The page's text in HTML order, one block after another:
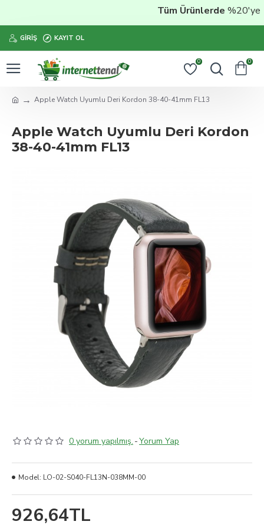
Tüm Ürünlerde%20'ye
GIRIŞ KAYIT OL
0 0
Apple Watch Uyumlu Deri Kordon 38-40-41mm FL13
Apple Watch Uyumlu Deri Kordon
38-40-41mm FL13
0 yorum yapılmış. -Yorum Yap
926,64TL
Model: LO-02-S040-FL13N-038MM-00